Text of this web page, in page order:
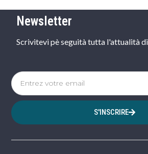
Newsletter
Scrivitevi pè seguità tutta l'attualità di
S'INSCRIRE